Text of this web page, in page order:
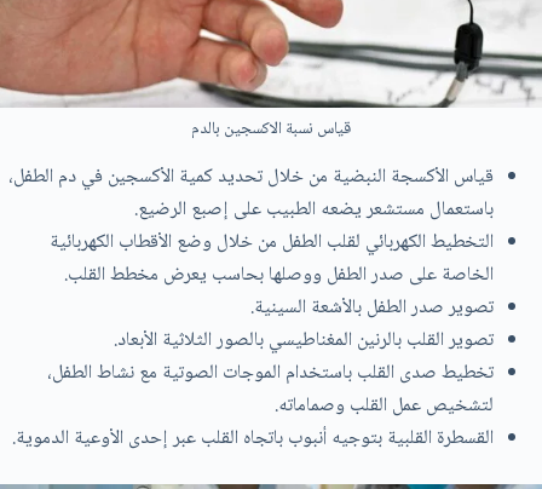
قياس نسبة الاكسجين بالدم
قياس الأكسجة النبضية من خلال تحديد كمية الأكسجين في دم الطفل،
باستعمال مستشعر يضعه الطبيب على إصبع الرضيع.
التخطيط الكهربائي لقلب الطفل من خلال وضع الأقطاب الكهربائية
الخاصة على صدر الطفل ووصلها بحاسب يعرض مخطط القلب.
تصوير صدر الطفل بالأشعة السينية.
تصوير القلب بالرنين المغناطيسي بالصور الثلاثية الأبعاد.
تخطيط صدى القلب باستخدام الموجات الصوتية مع نشاط الطفل،
لتشخيص عمل القلب وصماماته.
القسطرة القلبية بتوجيه أنبوب باتجاه القلب عبر إحدى الأوعية الدموية.